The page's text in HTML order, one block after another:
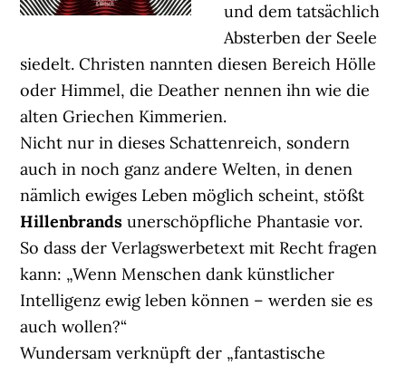
und dem tatsächlich
Absterben der Seele
siedelt. Christen nannten diesen Bereich Hölle
oder Himmel, die Deather nennen ihn wie die
alten Griechen Kimmerien.
Nicht nur in dieses Schattenreich, sondern
auch in noch ganz andere Welten, in denen
nämlich ewiges Leben möglich scheint, stößt
Hillenbrandsunerschöpfliche Phantasie vor.
So dass der Verlagswerbetext mit Recht fragen
kann: „Wenn Menschen dank künstlicher
Intelligenz ewig leben können – werden sie es
auch wollen?“
Wundersam verknüpft der „fantastische